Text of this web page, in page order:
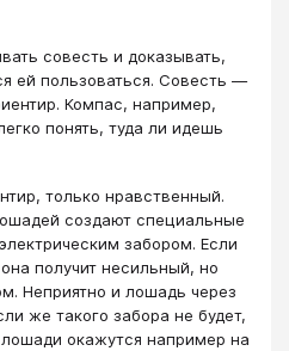
совесть и доказывать,
ей пользоваться. Совесть —
Компас, например,
понять, туда ли идешь
только нравственный.
создают специальные
забором. Если
получит несильный, но
Неприятно и лошадь через
же такого забора не будет,
лошади окажутся например на